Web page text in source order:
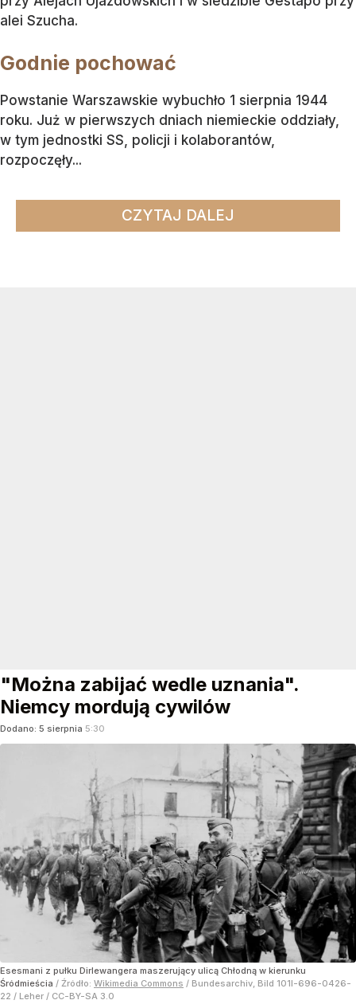
alei Szucha.
Godnie pochować
Powstanie Warszawskie wybuchło 1 sierpnia 1944
roku. Już w pierwszych dniach niemieckie oddziały,
w tym jednostki SS, policji i kolaborantów,
rozpoczęły...
CZYTAJ DALEJ
"Można zabijać wedle uznania".
Niemcy mordują cywilów
Dodano: 5 sierpnia 5:30
Esesmani z pułku Dirlewangera maszerujący ulicą Chłodną w kierunku
Śródmieścia / Źródło: Wikimedia Commons / Bundesarchiv, Bild 101I-696-0426-
22 / Leher / CC-BY-SA 3.0